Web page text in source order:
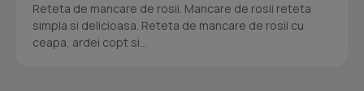
Reteta de mancare de rosii. Mancare de rosii reteta
simpla si delicioasa. Reteta de mancare de rosii cu
ceapa, ardei copt si...